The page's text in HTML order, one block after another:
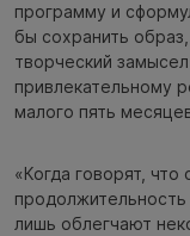
программу и
бы сохранить
творческий
привлекательному
малого пять
«Когда говорят,
лишь облегчают